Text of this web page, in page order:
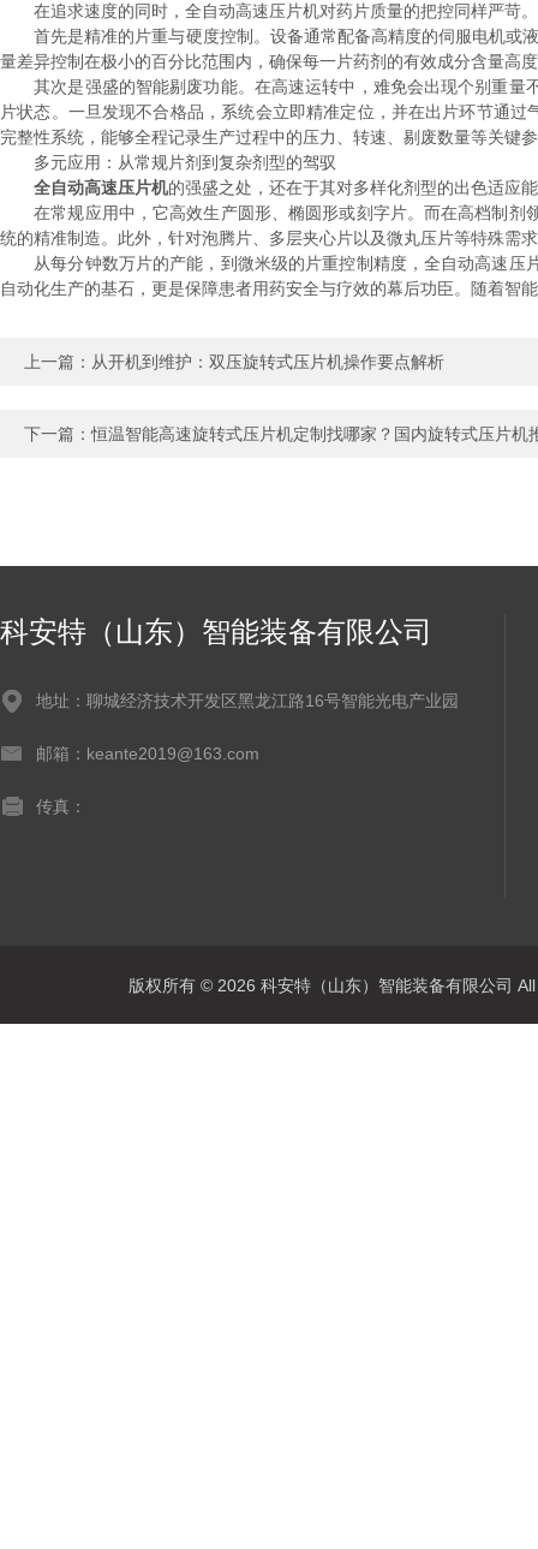
在追求速度的同时，全自动高速压片机对药片质量的把控同样严苛
首先是精准的片重与硬度控制。设备通常配备高精度的伺服电机或
量差异控制在极小的百分比范围内，确保每一片药剂的有效成分含量高
其次是强盛的智能剔废功能。在高速运转中，难免会出现个别重量
片状态。一旦发现不合格品，系统会立即精准定位，并在出片环节通
完整性系统，能够全程记录生产过程中的压力、转速、剔废数量等关键
多元应用：从常规片剂到复杂剂型的驾驭
全自动高速压片机的强盛之处，还在于其对多样化剂型的出色适应
在常规应用中，它高效生产圆形、椭圆形或刻字片。而在高档制剂
统的精准制造。此外，针对泡腾片、多层夹心片以及微丸压片等特殊需
从每分钟数万片的产能，到微米级的片重控制精度，全自动高速压
自动化生产的基石，更是保障患者用药安全与疗效的幕后功臣。随着智
上一篇： 从开机到维护：双压旋转式压片机操作要点解析
下一篇：恒温智能高速旋转式压片机定制找哪家？国内旋转式压片机
科安特（山东）智能装备有限公司
地址：聊城经济技术开发区黑龙江路16号智能光电产业园
邮箱：keante2019@163.com
传真：
版权所有 © 2026 科安特（山东）智能装备有限公